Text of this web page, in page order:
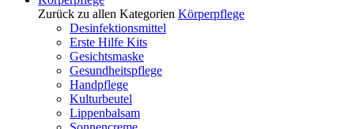
Zurück zu allen Kategorien Körperpflege
Desinfektionsmittel
Erste Hilfe Kits
Gesichtsmaske
Gesundheitspflege
Handpflege
Kulturbeutel
Lippenbalsam